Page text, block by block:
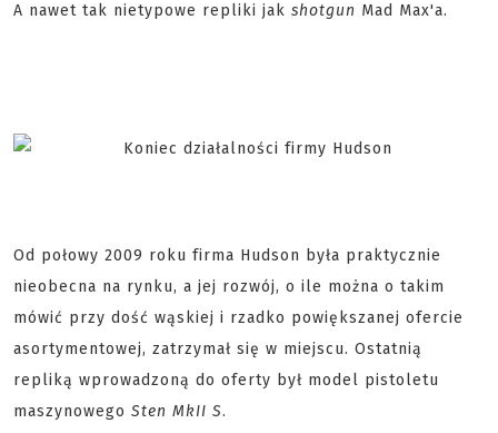
A nawet tak nietypowe repliki jak shotgun Mad Max'a.
Od połowy 2009 roku firma Hudson była praktycznie
nieobecna na rynku, a jej rozwój, o ile można o takim
mówić przy dość wąskiej i rzadko powiększanej ofercie
asortymentowej, zatrzymał się w miejscu. Ostatnią
repliką wprowadzoną do oferty był model pistoletu
maszynowego Sten MkII S.